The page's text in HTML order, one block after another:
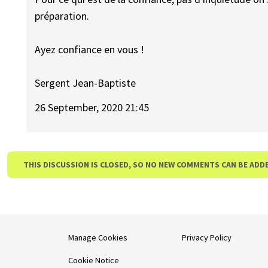
préparation.
Ayez confiance en vous !
Sergent Jean-Baptiste
26 September, 2020 21:45
THIS DISCUSSION IS CLOSED, SO NO NEW COMMENTS CAN BE
Manage Cookies
Cookie Notice
Privacy Policy